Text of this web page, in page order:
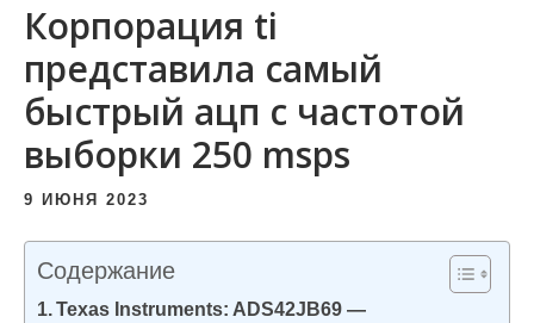
Корпорация ti
представила самый
быстрый ацп с частотой
выборки 250 msps
9 ИЮНЯ 2023
Содержание
Texas Instruments: ADS42JB69 —